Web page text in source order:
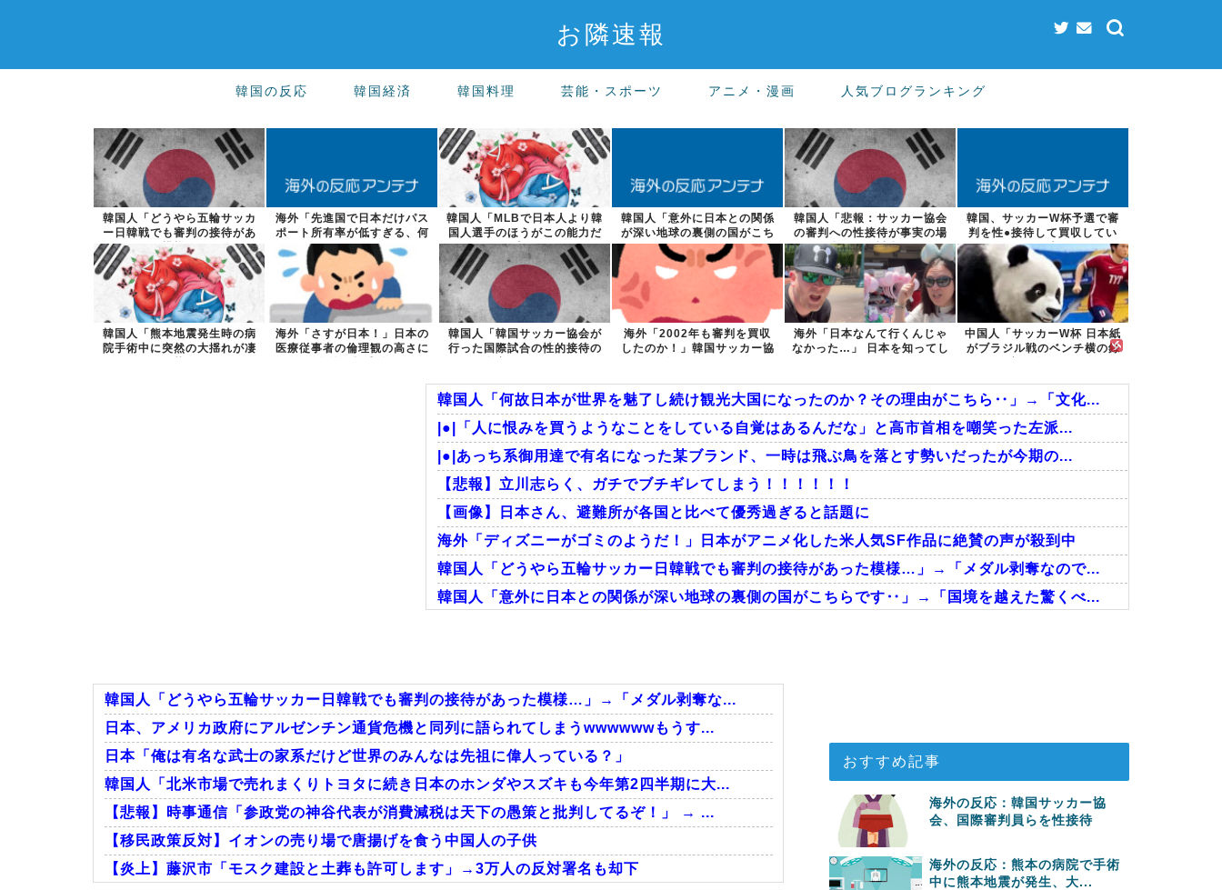
お隣速報
韓国の反応 韓国経済 韓国料理 芸能・スポーツ アニメ・漫画 人気ブログランキング
韓国人「どうやら五輪サッカ
ー日韓戦でも審判の接待があ
った模様…」...
海外「先進国で日本だけパス
ポート所有率が低すぎる、何
故なのか」
韓国人「MLBで日本人より韓
国人選手のほうがこの能力だ
けは上だよ...
韓国人「意外に日本との関係
が深い地球の裏側の国がこち
らです‥」→...
韓国人「悲報：サッカー協会
の審判への性接待が事実の場
合、国際試合...
韓国、サッカーW杯予選で審
判を性●接待して買収してい
たことが判明...
韓国人「熊本地震発生時の病
院手術中に突然の大揺れが凄
海外「さすが日本！」日本の
医療従事者の倫理観の高さに
韓国人「韓国サッカー協会が
行った国際試合の性的接待の
海外「2002年も審判を買収
したのか！」韓国サッカー協
海外「日本なんて行くんじゃ
なかった…」 日本を知ってし
中国人「サッカーW杯 日本紙
がブラジル戦のベンチ横の録
韓国人「何故日本が世界を魅了し続け観光大国になったのか？その理由がこちら‥」→「文化...
|●|「人に恨みを買うようなことをしている自覚はあるんだな」と高市首相を嘲笑った左派...
|●|あっち系御用達で有名になった某ブランド、一時は飛ぶ鳥を落とす勢いだったが今期の...
【悲報】立川志らく、ガチでブチギレてしまう！！！！！！
【画像】日本さん、避難所が各国と比べて優秀過ぎると話題に
海外「ディズニーがゴミのようだ！」日本がアニメ化した米人気SF作品に絶賛の声が殺到中
韓国人「どうやら五輪サッカー日韓戦でも審判の接待があった模様…」→「メダル剥奪なので...
韓国人「意外に日本との関係が深い地球の裏側の国がこちらです‥」→「国境を越えた驚くべ...
韓国人「韓国サッカー協会が行った国際試合の性的接待の全容がこちら…」→「完全に買収し...
Powered by livedoor 相互RSS
韓国人「どうやら五輪サッカー日韓戦でも審判の接待があった模様…」→「メダル剥奪な...
日本、アメリカ政府にアルゼンチン通貨危機と同列に語られてしまうwwwwwwもうす...
日本「俺は有名な武士の家系だけど世界のみんなは先祖に偉人っている？」
韓国人「北米市場で売れまくりトヨタに続き日本のホンダやスズキも今年第2四半期に大...
【悲報】時事通信「参政党の神谷代表が消費減税は天下の愚策と批判してるぞ！」 → ...
【移民政策反対】イオンの売り場で唐揚げを食う中国人の子供
【炎上】藤沢市「モスク建設と土葬も許可します」→3万人の反対署名も却下
おすすめ記事
海外の反応：韓国サッカー協
会、国際審判員らを性接待
海外の反応：熊本の病院で手術
中に熊本地震が発生、大...